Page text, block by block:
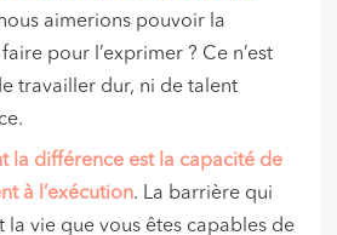
aimerions pouvoir la
pour l’exprimer ? Ce n’est
travailler dur, ni de talent
la différence est la capacité de
à l’exécution. La barrière qui
la vie que vous êtes capables de